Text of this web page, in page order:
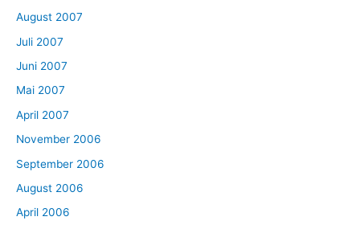
August 2007
Juli 2007
Juni 2007
Mai 2007
April 2007
November 2006
September 2006
August 2006
April 2006